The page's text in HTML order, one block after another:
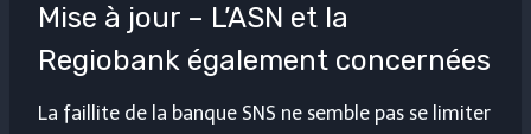
Mise à jour – L’ASN et la
Regiobank également concernées
La faillite de la banque SNS ne semble pas se limiter